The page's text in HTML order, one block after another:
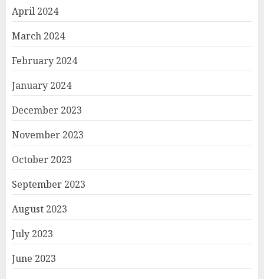
April 2024
March 2024
February 2024
January 2024
December 2023
November 2023
October 2023
September 2023
August 2023
July 2023
June 2023